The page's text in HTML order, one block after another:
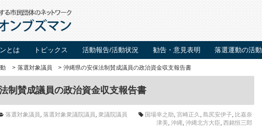
とは トピックス 活動報告/活動状況 勧告・意見表明 落選運動の活動
落選対象議員 沖縄県の安保法制賛成議員の政治資金収支報告書
制賛成議員の政治資金収支報告書
落選対象議員 ,落選対象衆議院議員 ,衆議院議員 国場幸之助 ,宮崎正久 ,島尻安伊子 比嘉奈
津美 ,沖縄 ,沖縄北方大臣 ,西銘恒三郎